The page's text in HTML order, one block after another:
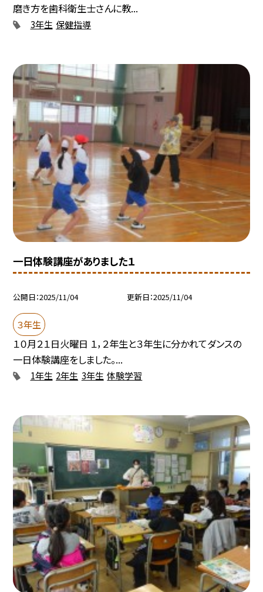
磨き方を歯科衛生士さんに教...
3年生 保健指導
一日体験講座がありました１
公開日 2025/11/04 更新日 2025/11/04
３年生
１０月２１日火曜日 １，２年生と３年生に分かれてダンスの
一日体験講座をしました。...
1年生 2年生 3年生 体験学習